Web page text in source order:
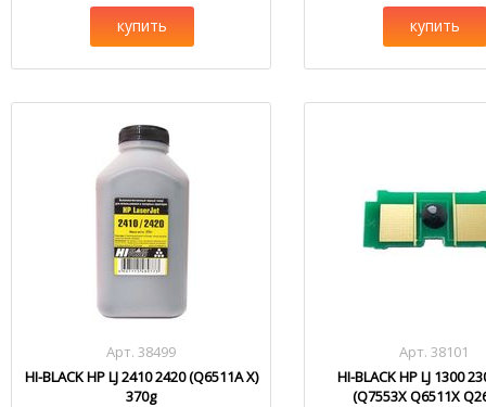
купить купить
Арт. 38499
HI-BLACK HP LJ 2410 2420 (Q6511A X)
370g
Арт. 38101
HI-BLACK HP LJ 1300
(Q7553X Q6511X